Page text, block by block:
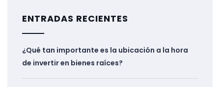
ENTRADAS RECIENTES
¿Qué tan importante es la ubicación a la hora
de invertir en bienes raíces?